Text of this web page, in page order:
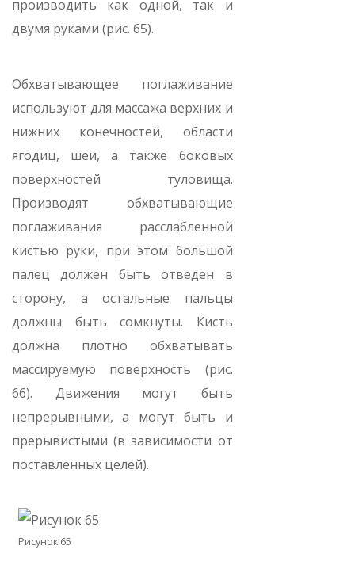
производить как одной, так и
двумя руками (рис. 65).
Обхватывающее поглаживание
используют для массажа верхних и
нижних конечностей, области
ягодиц, шеи, а также боковых
поверхностей туловища.
Производят обхватывающие
поглаживания расслабленной
кистью руки, при этом большой
палец должен быть отведен в
сторону, а остальные пальцы
должны быть сомкнуты. Кисть
должна плотно обхватывать
массируемую поверхность (рис.
66). Движения могут быть
непрерывными, а могут быть и
прерывистыми (в зависимости от
поставленных целей).
Рисунок 65